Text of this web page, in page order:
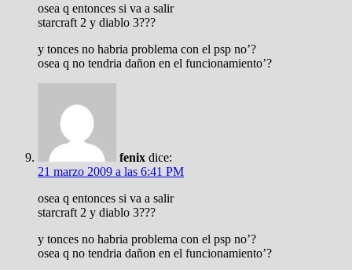
osea q entonces si va a salir
starcraft 2 y diablo 3???
y tonces no habria problema con el psp no’?
osea q no tendria dañon en el funcionamiento’?
fenix dice:
21 marzo 2009 a las 6:41 PM
osea q entonces si va a salir
starcraft 2 y diablo 3???
y tonces no habria problema con el psp no’?
osea q no tendria dañon en el funcionamiento’?